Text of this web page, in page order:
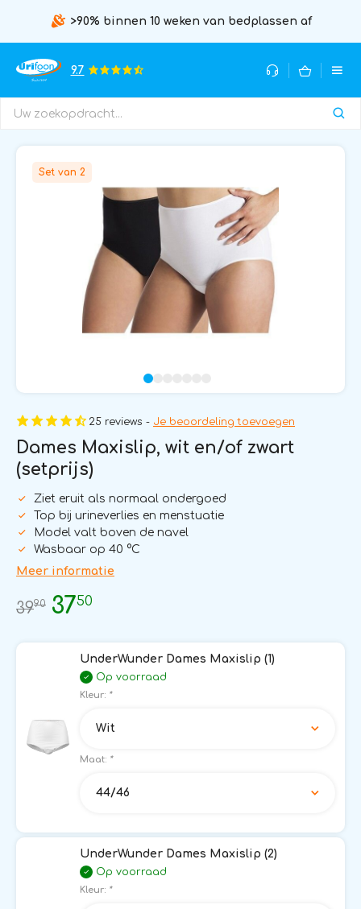
>90% binnen 10 weken van bedplassen af
9.7
Set van 2
25 reviews - Je beoordeling toevoegen
Dames Maxislip, wit en/of zwart
(setprijs)
Ziet eruit als normaal ondergoed
Top bij urineverlies en menstuatie
Model valt boven de navel
Wasbaar op 40 °C
Meer informatie
3990 3750
UnderWunder Dames Maxislip (1)
Op voorraad
Kleur: *
Wit
Maat: *
44/46
UnderWunder Dames Maxislip (2)
Op voorraad
Kleur: *